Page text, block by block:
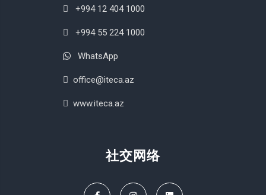
+994 12 404 1000
+994 55 224 1000
WhatsApp
office@iteca.az
www.iteca.az
社交网络